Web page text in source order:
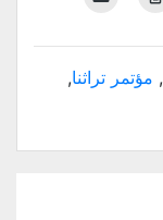
, مؤتمر تراثنا,